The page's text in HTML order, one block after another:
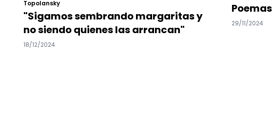
Topolansky
"Sigamos sembrando margaritas y
no siendo quienes las arrancan"
18/12/2024
29/11/2024